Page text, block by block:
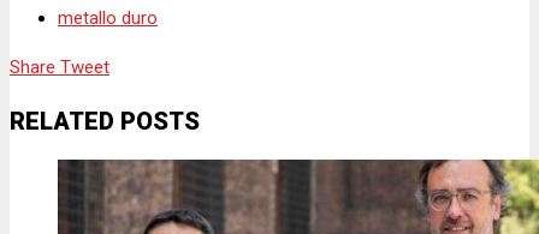
metallo duro
Share Tweet
RELATED POSTS